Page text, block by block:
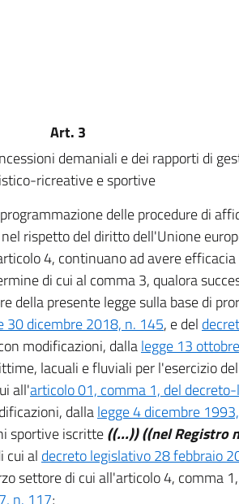
Art. 3
demaniali e dei rapporti di
ricreative e sportive
delle procedure di
rispetto del diritto dell'Unione
4, continuano ad avere
di cui al comma 3, qualora
della presente legge sulla base di
30 dicembre 2018, n. 145, e del
modificazioni, dallalegge 13
lacuali e fluviali per l'esercizio
all'articolo 01, comma 1, del
dallalegge 4 dicembre
sportive iscritte((...))((nel Registro
cui al decreto legislativo 28 febbraio
settore di cui all'articolo 4, comma
n. 117;